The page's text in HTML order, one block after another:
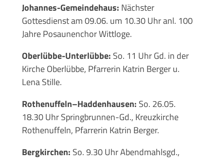
Johannes-Gemeindehaus: Nächster
Gottesdienst am 09.06. um 10.30 Uhr anl. 100
Jahre Posaunenchor Wittloge.
Oberlübbe-Unterlübbe: So. 11 Uhr Gd. in der
Kirche Oberlübbe, Pfarrerin Katrin Berger u.
Lena Stille.
Rothenuffeln–Haddenhausen: So. 26.05.
18.30 Uhr Springbrunnen-Gd., Kreuzkirche
Rothenuffeln, Pfarrerin Katrin Berger.
Bergkirchen: So. 9.30 Uhr Abendmahlsgd.,